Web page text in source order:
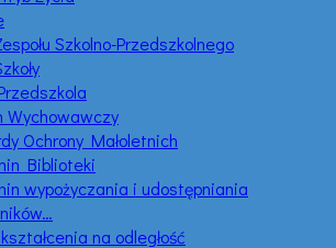
Szkolno-Przedszkolnego
Wychowawczy
Ochrony Małoletnich
Biblioteki
wypożyczania i udostępniania
na odległość